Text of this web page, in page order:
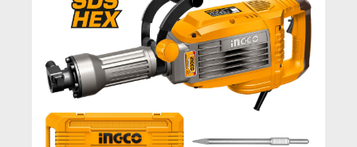
INGCO
PDB170068
1700W,
kg,
50J